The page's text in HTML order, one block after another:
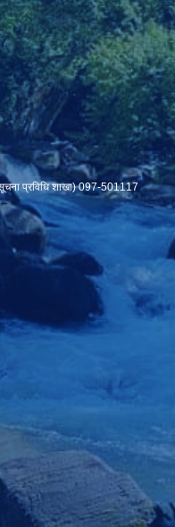
प्रविधि शाखा) 097-501117